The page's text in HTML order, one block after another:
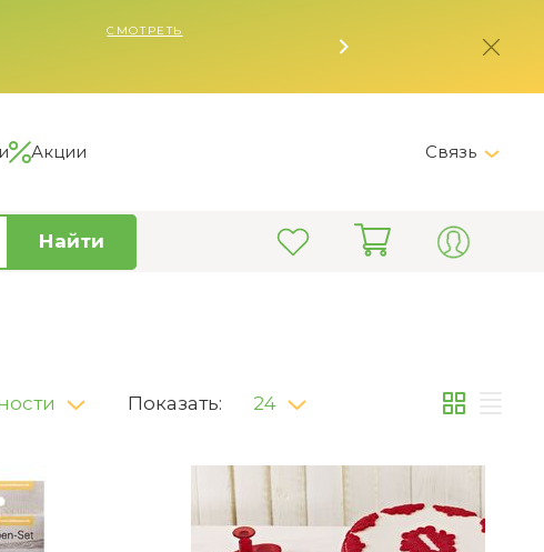
Акции Связь
+7 (495) 150-82-28
Найти
Показать: 24